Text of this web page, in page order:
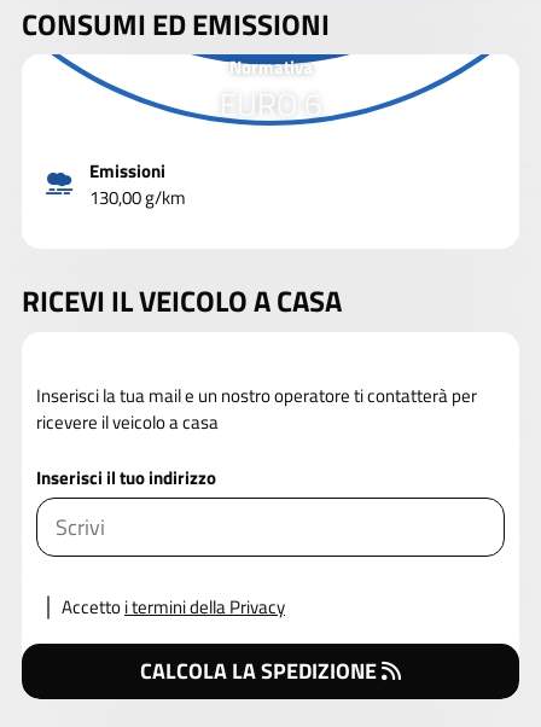
CONSUMI ED EMISSIONI
Normativa
EURO 6
Emissioni
130,00 g/km
RICEVI IL VEICOLO A CASA
Inserisci la tua mail e un nostro operatore ti contatterà per
ricevere il veicolo a casa
Inserisci il tuo indirizzo
Accettoi termini della Privacy
CALCOLA LA SPEDIZIONE